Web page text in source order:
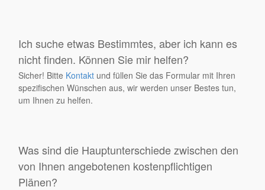
Ich suche etwas Bestimmtes, aber ich kann es
nicht finden. Können Sie mir helfen?
Sicher! Bitte Kontakt und füllen Sie das Formular mit Ihren
spezifischen Wünschen aus, wir werden unser Bestes tun,
um Ihnen zu helfen.
Was sind die Hauptunterschiede zwischen den
von Ihnen angebotenen kostenpflichtigen
Plänen?